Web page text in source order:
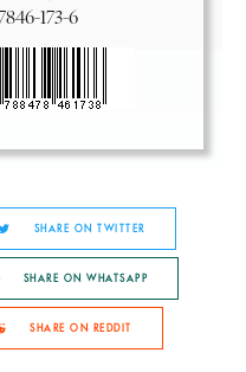
SHARE ON TWITTER
SHARE ON WHATSAPP
SHARE ON REDDIT